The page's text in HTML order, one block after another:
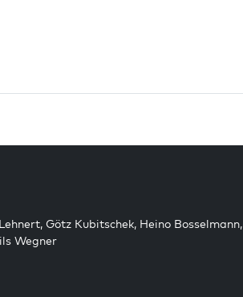
, Götz Kubitschek, Heino Bosselmann,
Wegner